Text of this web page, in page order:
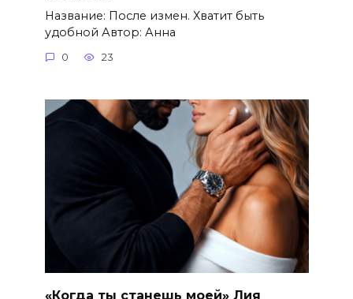
Название: После измен. Хватит быть
удобной Автор: Анна
0 23
«Когда ты станешь моей» Лия